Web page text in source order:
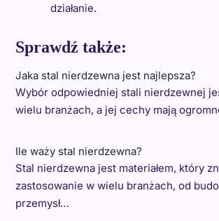
działanie.
Sprawdź także:
Jaka stal nierdzewna jest najlepsza?
Wybór odpowiedniej stali nierdzewnej
wielu branżach, a jej cechy mają
Ile waży stal nierdzewna?
Stal nierdzewna jest materiałem, który
zastosowanie w wielu branżach, od
przemysł…